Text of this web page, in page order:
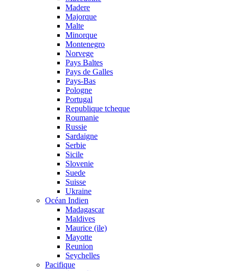
Madere
Majorque
Malte
Minorque
Montenegro
Norvege
Pays Baltes
Pays de Galles
Pays-Bas
Pologne
Portugal
Republique tcheque
Roumanie
Russie
Sardaigne
Serbie
Sicile
Slovenie
Suede
Suisse
Ukraine
Océan Indien
Madagascar
Maldives
Maurice (ile)
Mayotte
Reunion
Seychelles
Pacifique